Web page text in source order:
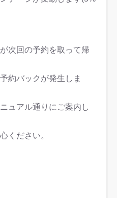
次回の予約を取って帰
約バックが発生しま
ュアル通りにご案内し
ください。